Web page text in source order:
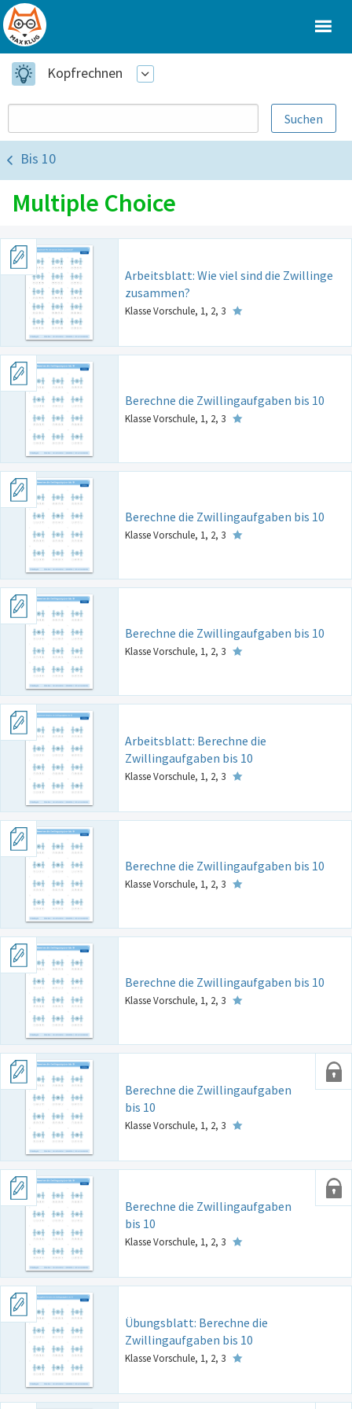
Kopfrechnen
Bis 10
Multiple Choice
Arbeitsblatt: Wie viel sind die Zwillinge
zusammen?
Klasse Vorschule, 1, 2, 3
Berechne die Zwillingaufgaben bis 10
Klasse Vorschule, 1, 2, 3
Berechne die Zwillingaufgaben bis 10
Klasse Vorschule, 1, 2, 3
Berechne die Zwillingaufgaben bis 10
Klasse Vorschule, 1, 2, 3
Arbeitsblatt: Berechne die
Zwillingaufgaben bis 10
Klasse Vorschule, 1, 2, 3
Berechne die Zwillingaufgaben bis 10
Klasse Vorschule, 1, 2, 3
Berechne die Zwillingaufgaben bis 10
Klasse Vorschule, 1, 2, 3
Berechne die Zwillingaufgaben
bis 10
Klasse Vorschule, 1, 2, 3
Berechne die Zwillingaufgaben
bis 10
Klasse Vorschule, 1, 2, 3
Übungsblatt: Berechne die
Zwillingaufgaben bis 10
Klasse Vorschule, 1, 2, 3